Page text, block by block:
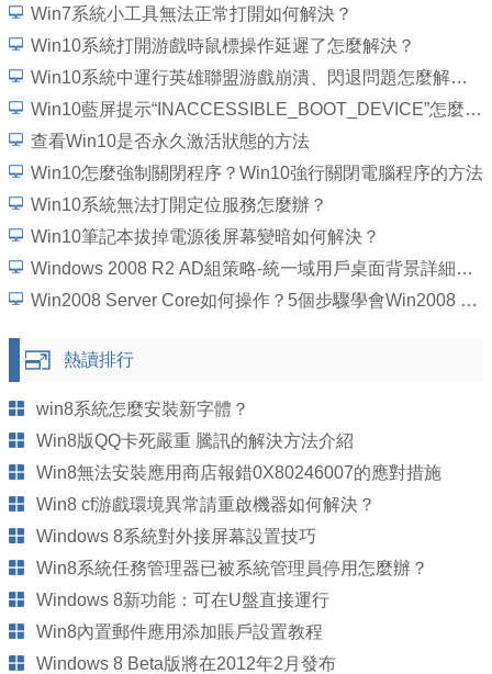
Win7系統小工具無法正常打開如何解決？
Win10系統打開游戲時鼠標操作延遲了怎麼解決？
Win10系統中運行英雄聯盟游戲崩潰、閃退問題怎麼解決？
Win10藍屏提示“INACCESSIBLE_BOOT_DEVICE”怎麼處理？
查看Win10是否永久激活狀態的方法
Win10怎麼強制關閉程序？Win10強行關閉電腦程序的方法
Win10系統無法打開定位服務怎麼辦？
Win10筆記本拔掉電源後屏幕變暗如何解決？
Windows 2008 R2 AD組策略-統一域用戶桌面背景詳細圖文教程
Win2008 Server Core如何操作？5個步驟學會Win2008 Server Core操作
熱讀排行
win8系統怎麼安裝新字體？
Win8版QQ卡死嚴重 騰訊的解決方法介紹
Win8無法安裝應用商店報錯0X80246007的應對措施
Win8 cf游戲環境異常請重啟機器如何解決？
Windows 8系統對外接屏幕設置技巧
Win8系統任務管理器已被系統管理員停用怎麼辦？
Windows 8新功能：可在U盤直接運行
Win8內置郵件應用添加賬戶設置教程
Windows 8 Beta版將在2012年2月發布